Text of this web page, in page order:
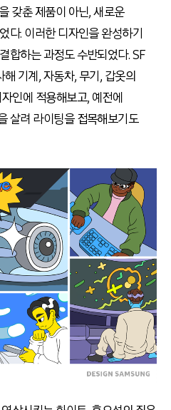
갖춘 제품이 아닌, 새로운
다. 이러한 디자인을 완성하기
합하는 과정도 수반되었다. SF
기계, 자동차, 무기, 갑옷의
인에 적용해보고, 예전에
살려 라이팅을 접목해보기도